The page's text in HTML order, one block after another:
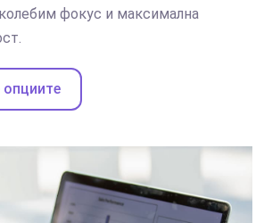
фокус и максимална
опциите